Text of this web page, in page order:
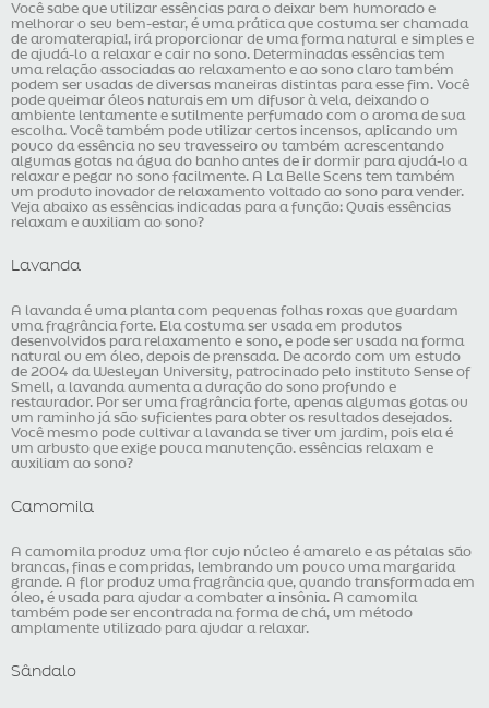
Você sabe que utilizar essências para o deixar bem humorado e
melhorar o seu bem-estar, é uma prática que costuma ser chamada
de aromaterapia!, irá proporcionar de uma forma natural e simples e
de ajudá-lo a relaxar e cair no sono. Determinadas essências tem
uma relação associadas ao relaxamento e ao sono claro também
podem ser usadas de diversas maneiras distintas para esse fim. Você
pode queimar óleos naturais em um difusor à vela, deixando o
ambiente lentamente e sutilmente perfumado com o aroma de sua
escolha. Você também pode utilizar certos incensos, aplicando um
pouco da essência no seu travesseiro ou também acrescentando
algumas gotas na água do banho antes de ir dormir para ajudá-lo a
relaxar e pegar no sono facilmente. A La Belle Scens tem também
um produto inovador de relaxamento voltado ao sono para vender.
Veja abaixo as essências indicadas para a função: Quais essências
relaxam e auxiliam ao sono?
Lavanda
A lavanda é uma planta com pequenas folhas roxas que guardam
uma fragrância forte. Ela costuma ser usada em produtos
desenvolvidos para relaxamento e sono, e pode ser usada na forma
natural ou em óleo, depois de prensada. De acordo com um estudo
de 2004 da Wesleyan University, patrocinado pelo instituto Sense of
Smell, a lavanda aumenta a duração do sono profundo e
restaurador. Por ser uma fragrância forte, apenas algumas gotas ou
um raminho já são suficientes para obter os resultados desejados.
Você mesmo pode cultivar a lavanda se tiver um jardim, pois ela é
um arbusto que exige pouca manutenção. essências relaxam e
auxiliam ao sono?
Camomila
A camomila produz uma flor cujo núcleo é amarelo e as pétalas são
brancas, finas e compridas, lembrando um pouco uma margarida
grande. A flor produz uma fragrância que, quando transformada em
óleo, é usada para ajudar a combater a insônia. A camomila
também pode ser encontrada na forma de chá, um método
amplamente utilizado para ajudar a relaxar.
Sândalo